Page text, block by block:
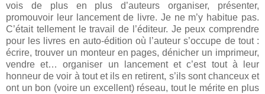
vois de plus en plus d’auteurs organiser, présenter,
promouvoir leur lancement de livre. Je ne m’y habitue pas.
C’était tellement le travail de l’éditeur. Je peux comprendre
pour les livres en auto-édition où l’auteur s’occupe de tout :
écrire, trouver un monteur en pages, dénicher un imprimeur,
vendre et… organiser un lancement et c’est tout à leur
honneur de voir à tout et ils en retirent, s’ils sont chanceux et
ont un bon (voire un excellent) réseau, tout le mérite en plus